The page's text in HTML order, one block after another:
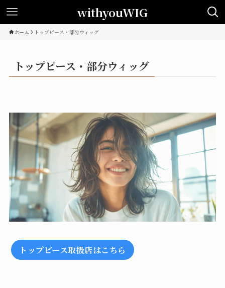
withyouWIG
ホーム トップピース・部分ウィッグ
トップピース・部分ウィッグ
トップピース取扱店はこちら